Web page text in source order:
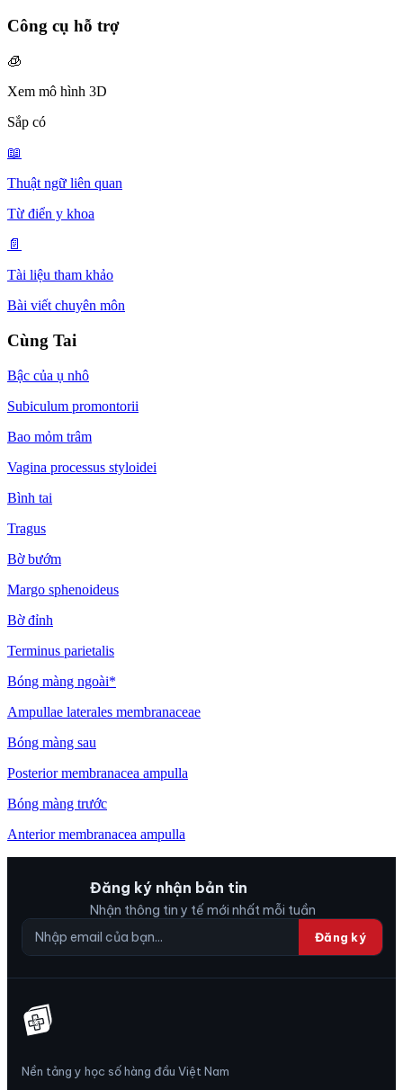
Công cụ hỗ trợ
🧊
Xem mô hình 3D
Sắp có
📖
Thuật ngữ liên quan
Từ điển y khoa
📄
Tài liệu tham khảo
Bài viết chuyên môn
Cùng Tai
Bậc của ụ nhô
Subiculum promontorii
Bao mỏm trâm
Vagina processus styloidei
Bình tai
Tragus
Bờ bướm
Margo sphenoideus
Bờ đỉnh
Terminus parietalis
Bóng màng ngoài*
Ampullae laterales membranaceae
Bóng màng sau
Posterior membranacea ampulla
Bóng màng trước
Anterior membranacea ampulla
Đăng ký nhận bản tin
Nhận thông tin y tế mới nhất mỗi tuần
Đăng ký
Nền tảng y học số hàng đầu Việt Nam